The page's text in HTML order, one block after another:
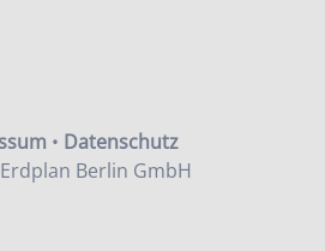
• Datenschutz
Berlin GmbH